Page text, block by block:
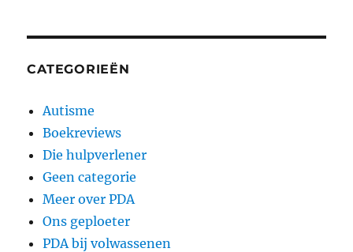
CATEGORIEËN
Autisme
Boekreviews
Die hulpverlener
Geen categorie
Meer over PDA
Ons geploeter
PDA bij volwassenen